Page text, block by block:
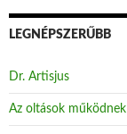
LEGNÉPSZERŰBB
Dr. Artisjus
Az oltások működnek